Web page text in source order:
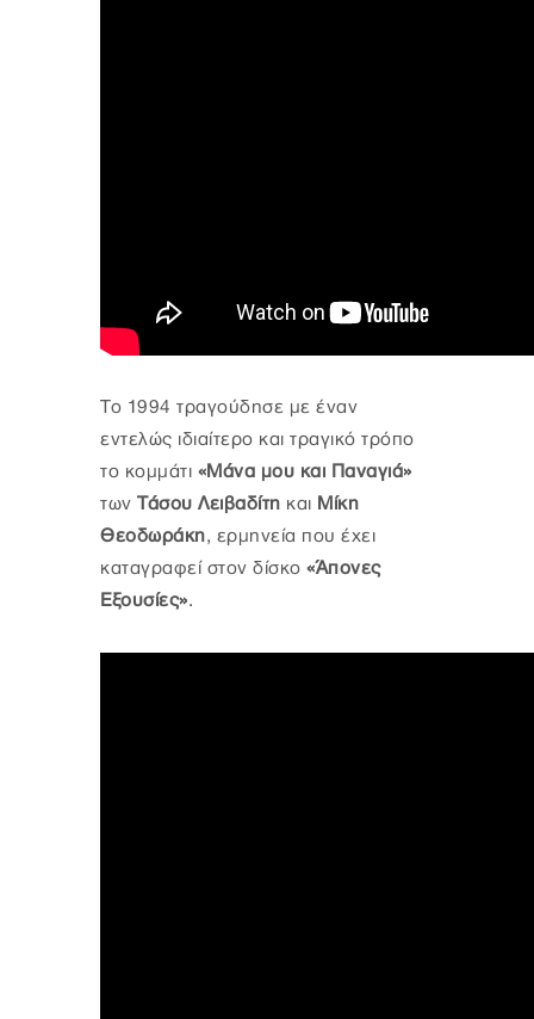
Το 1994 τραγούδησε με έναν
εντελώς ιδιαίτερο και τραγικό τρόπο
το κομμάτι «Μάνα μου και Παναγιά»
των Τάσου Λειβαδίτη και Μίκη
Θεοδωράκη, ερμηνεία που έχει
καταγραφεί στον δίσκο «Άπονες
Εξουσίες».